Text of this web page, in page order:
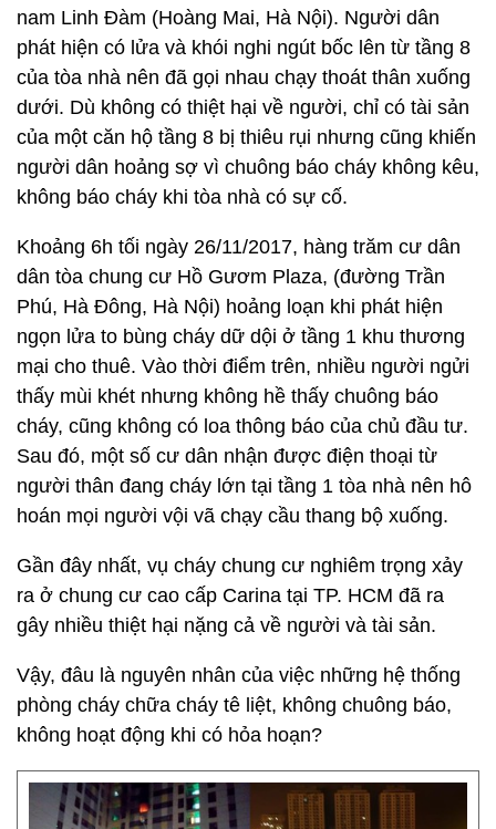
nam Linh Đàm (Hoàng Mai, Hà Nội). Người dân
phát hiện có lửa và khói nghi ngút bốc lên từ tầng 8
của tòa nhà nên đã gọi nhau chạy thoát thân xuống
dưới. Dù không có thiệt hại về người, chỉ có tài sản
của một căn hộ tầng 8 bị thiêu rụi nhưng cũng khiến
người dân hoảng sợ vì chuông báo cháy không kêu,
không báo cháy khi tòa nhà có sự cố.
Khoảng 6h tối ngày 26/11/2017, hàng trăm cư dân
dân tòa chung cư Hồ Gươm Plaza, (đường Trần
Phú, Hà Đông, Hà Nội) hoảng loạn khi phát hiện
ngọn lửa to bùng cháy dữ dội ở tầng 1 khu thương
mại cho thuê. Vào thời điểm trên, nhiều người ngửi
thấy mùi khét nhưng không hề thấy chuông báo
cháy, cũng không có loa thông báo của chủ đầu tư.
Sau đó, một số cư dân nhận được điện thoại từ
người thân đang cháy lớn tại tầng 1 tòa nhà nên hô
hoán mọi người vội vã chạy cầu thang bộ xuống.
Gần đây nhất, vụ cháy chung cư nghiêm trọng xảy
ra ở chung cư cao cấp Carina tại TP. HCM đã ra
gây nhiều thiệt hại nặng cả về người và tài sản.
Vậy, đâu là nguyên nhân của việc những hệ thống
phòng cháy chữa cháy tê liệt, không chuông báo,
không hoạt động khi có hỏa hoạn?